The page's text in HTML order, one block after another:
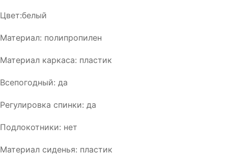
Цвет:белый
Материал: полипропилен
Материал каркаса: пластик
Всепогодный: да
Регулировка спинки: да
Подлокотники: нет
Материал сиденья: пластик